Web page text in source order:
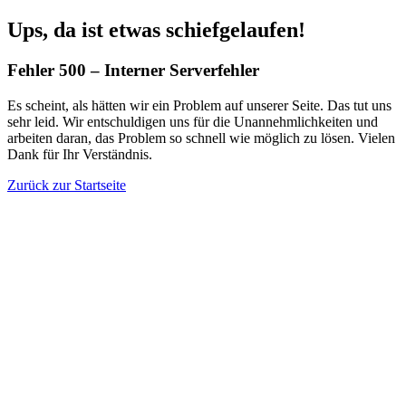
Ups, da ist etwas schiefgelaufen!
Fehler 500 – Interner Serverfehler
Es scheint, als hätten wir ein Problem auf unserer Seite. Das tut uns
sehr leid. Wir entschuldigen uns für die Unannehmlichkeiten und
arbeiten daran, das Problem so schnell wie möglich zu lösen. Vielen
Dank für Ihr Verständnis.
Zurück zur Startseite